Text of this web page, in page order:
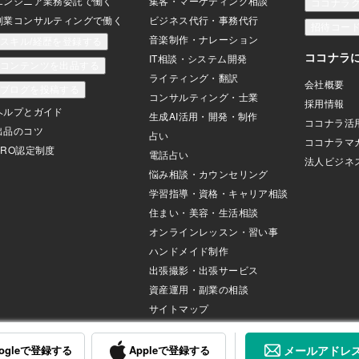
で登録する Appleで登録する メールアドレ